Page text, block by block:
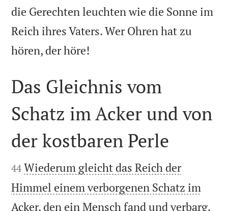
die Gerechten leuchten wie die Sonne im
Reich ihres Vaters. Wer Ohren hat zu
hören, der höre!

Das Gleichnis vom
Schatz im Acker und von
der kostbaren Perle

44 Wiederum gleicht das Reich der
Himmel einem verborgenen Schatz im
Acker, den ein Mensch fand und verbarg.